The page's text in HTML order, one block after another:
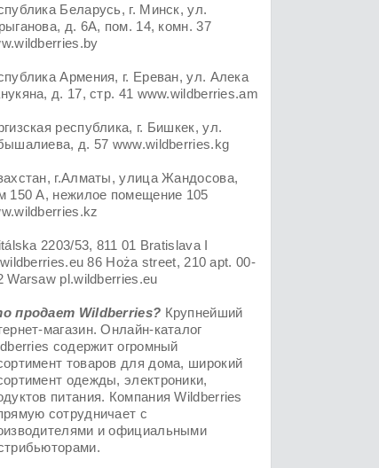
Беларусь, г. Минск, ул.
д. 6А, пом. 14, комн. 37
Армения, г. Ереван, ул. Алека
д. 17, стр. 41 www.wildberries.am
республика, г. Бишкек, ул.
д. 57 www.wildberries.kg
г.Алматы, улица Жандосова,
150 А, нежилое помещение 105
2203/53, 811 01 Bratislava I
86 Hoża street, 210 apt. 00-
Warsaw pl.wildberries.eu
продает Wildberries? Крупнейший
магазин. Онлайн-каталог
содержит огромный
товаров для дома, широкий
одежды, электроники,
питания. Компания Wildberries
сотрудничает с
и официальными